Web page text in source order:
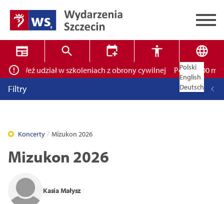
Wyszukiwarka ✕
Tryb wysokiego kontrastu
Polski
English
Deutsch
Weź udział w szkoleniach z obrony cywilnej Ponad 400
Filtry
Koncerty Mizukon 2026
Mizukon 2026
Kasia Małysz